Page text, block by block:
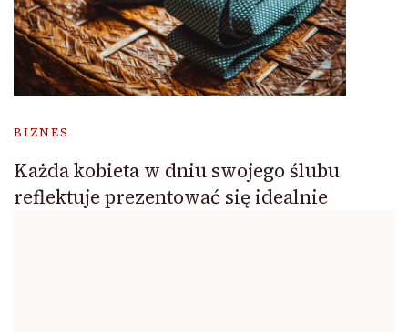
BIZNES
Każda kobieta w dniu swojego ślubu
reflektuje prezentować się idealnie